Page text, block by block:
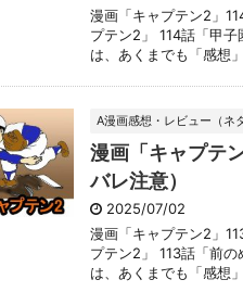
漫画「キャプテン2」
プテン2」 114話「甲
は、あくまでも「感想
A漫画感想・レビュー（ネ
漫画「キャプテ
バレ注意）
2025/07/02
漫画「キャプテン2」
プテン2」 113話「前
は、あくまでも「感想